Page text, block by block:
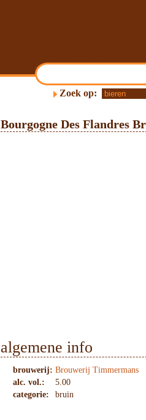
Zoek op:
Bourgogne Des Flandres
algemene info
brouwerij: Brouwerij Timmermans
alc. vol.:
5.00
categorie:
bruin